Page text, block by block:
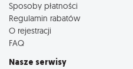
Sposoby płatności
Regulamin rabatów
O rejestracji
FAQ
Nasze serwisy